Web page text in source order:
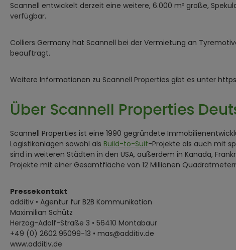
Scannell entwickelt derzeit eine weitere, 6.000 m² große,
verfügbar.
Colliers Germany hat Scannell bei der Vermietung an
beauftragt.
Weitere Informationen zu Scannell Properties gibt es unter
Über Scannell Properties
Scannell Properties ist eine 1990 gegründete
Logistikanlagen sowohl als Build-to-Suit-Projekte als auch mit
sind in weiteren Städten in den USA, außerdem in Kanada,
Projekte mit einer Gesamtfläche von 12 Millionen
Pressekontakt
additiv • Agentur für B2B Kommunikation
Maximilian Schütz
Herzog-Adolf-Straße 3 • 56410 Montabaur
+49 (0) 2602 95099-13 • mas@additiv.de
www.additiv.de